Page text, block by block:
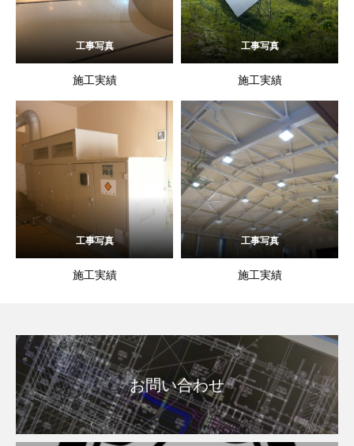
工事写真
施工実績
工事写真
施工実績
工事写真
施工実績
工事写真
施工実績
お問い合わせ